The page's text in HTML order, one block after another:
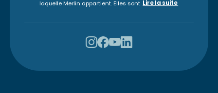
laquelle Merlin appartient. Elles sont Lire la suite.